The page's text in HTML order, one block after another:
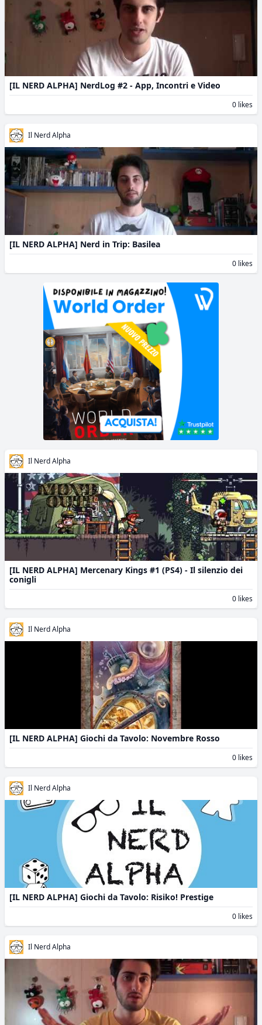
[IL NERD ALPHA] NerdLog #2 - App, Incontri e Video
0 likes
Il Nerd Alpha
[IL NERD ALPHA] Nerd in Trip: Basilea
0 likes
Il Nerd Alpha
[IL NERD ALPHA] Mercenary Kings #1 (PS4) - Il silenzio dei
conigli
0 likes
Il Nerd Alpha
[IL NERD ALPHA] Giochi da Tavolo: Novembre Rosso
0 likes
Il Nerd Alpha
[IL NERD ALPHA] Giochi da Tavolo: Risiko! Prestige
0 likes
Il Nerd Alpha